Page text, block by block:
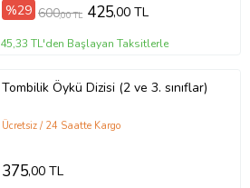
%29 600,00 TL 425,00 TL
45,33 TL'den Başlayan Taksitlerle
Tombilik Öykü Dizisi (2 ve 3. sınıflar)
Ücretsiz / 24 Saatte Kargo
375,00 TL